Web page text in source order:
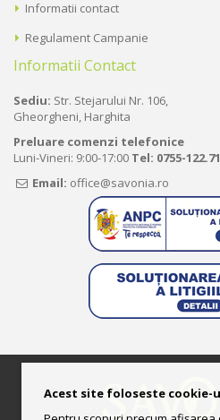
Informatii contact
Regulament Campanie
Informatii Contact
Sediu: Str. Stejarului Nr. 106,
Gheorgheni, Harghita
Preluare comenzi telefonice
Luni-Vineri: 9:00-17:00 Tel: 0755-
Email: office@savonia.ro
Acest site foloseste cookie-